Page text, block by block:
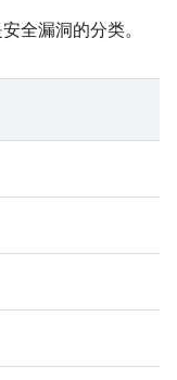
全漏洞的分类。